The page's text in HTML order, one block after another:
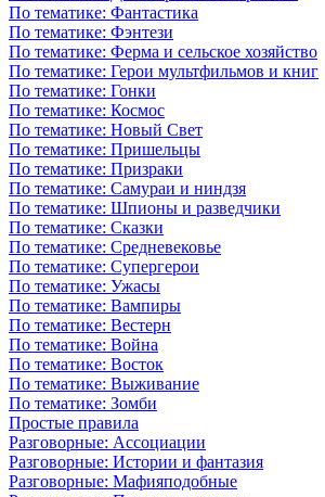
По тематике: Фантастика
По тематике: Фэнтези
По тематике: Ферма и сельское хозяйство
По тематике: Герои мультфильмов и книг
По тематике: Гонки
По тематике: Космос
По тематике: Новый Свет
По тематике: Пришельцы
По тематике: Призраки
По тематике: Самураи и ниндзя
По тематике: Шпионы и разведчики
По тематике: Сказки
По тематике: Средневековье
По тематике: Супергерои
По тематике: Ужасы
По тематике: Вампиры
По тематике: Вестерн
По тематике: Война
По тематике: Восток
По тематике: Выживание
По тематике: Зомби
Простые правила
Разговорные: Ассоциации
Разговорные: Истории и фантазия
Разговорные: Мафияподобные